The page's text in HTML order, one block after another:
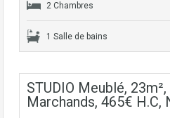
2 Chambres
1 Salle de bains
STUDIO Meublé,
Marchands, 465€ H.C,